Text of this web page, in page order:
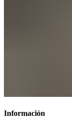
Información